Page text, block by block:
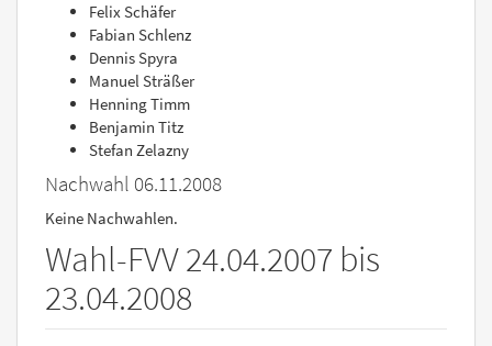
Felix Schäfer
Fabian Schlenz
Dennis Spyra
Manuel Sträßer
Henning Timm
Benjamin Titz
Stefan Zelazny
Nachwahl 06.11.2008
Keine Nachwahlen.
Wahl-FVV 24.04.2007 bis
23.04.2008